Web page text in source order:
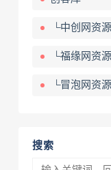
└中创网资源
└福缘网资源
└冒泡网资源
搜索